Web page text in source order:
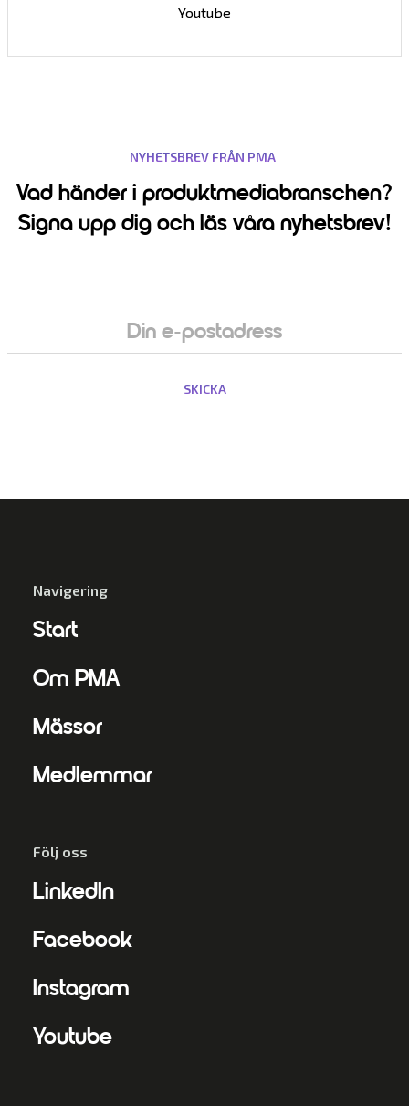
Youtube
NYHETSBREV FRÅN PMA
Vad händer i produktmediabranschen?
Signa upp dig och läs våra nyhetsbrev!
Navigering
Start
Om PMA
Mässor
Medlemmar
Följ oss
LinkedIn
Facebook
Instagram
Youtube